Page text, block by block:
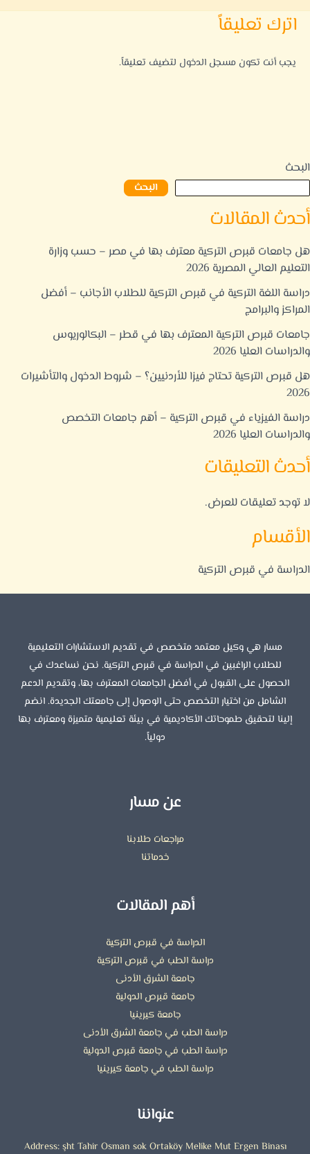
اترك تعليقاً
يجب أنت تكون مسجل الدخول لتضيف تعليقاً.
البحث
البحث
أحدث المقالات
هل جامعات قبرص التركية معترف بها في مصر – حسب وزارة
التعليم العالي المصرية 2026
دراسة اللغة التركية في قبرص التركية للطلاب الأجانب – أفضل
المراكز والبرامج
جامعات قبرص التركية المعترف بها في قطر – البكالوريوس
والدراسات العليا 2026
هل قبرص التركية تحتاج فيزا للأردنيين؟ – شروط الدخول والتأشيرات
2026
دراسة الفيزياء في قبرص التركية – أهم جامعات التخصص
والدراسات العليا 2026
أحدث التعليقات
لا توجد تعليقات للعرض.
الأقسام
الدراسة في قبرص التركية
مسار هي وكيل معتمد متخصص في تقديم الاستشارات التعليمية
للطلاب الراغبين في الدراسة في قبرص التركية. نحن نساعدك في
الحصول على القبول في أفضل الجامعات المعترف بها، وتقديم الدعم
الشامل من اختيار التخصص حتى الوصول إلى جامعتك الجديدة. انضم
إلينا لتحقيق طموحاتك الأكاديمية في بيئة تعليمية متميزة ومعترف بها
دولياً.
عن مسار
مراجعات طلابنا
خدماتنا
أهم المقالات
الدراسة في قبرص التركية
دراسة الطب في قبرص التركية
جامعة الشرق الأدنى
جامعة قبرص الدولية
جامعة كيرينيا
دراسة الطب في جامعة الشرق الأدنى
دراسة الطب في جامعة قبرص الدولية
دراسة الطب في جامعة كيرينيا
عنواننا
Address: şht Tahir Osman sok Ortaköy Melike Mut Ergen Binası